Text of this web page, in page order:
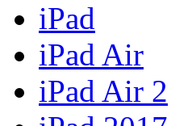
iPad
iPad Air
iPad Air 2